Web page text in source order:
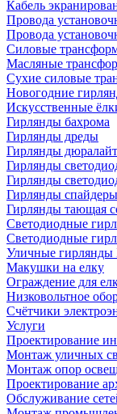
Кабель
Провода
Провода
Силовые
Масляные
Сухие силовые
Новогодние
Искусственные
Гирлянды бахрома
Гирлянды дреды
Гирлянды дюралайт
Гирлянды
Гирлянды
Гирлянды спайдеры
Гирлянды тающая
Светодиодные
Светодиодные
Уличные гирлянды
Макушки на елку
Ограждение для
Низковольтное
Счётчики
Услуги
Проектирование
Монтаж уличных
Монтаж опор
Проектирование
Обслуживание